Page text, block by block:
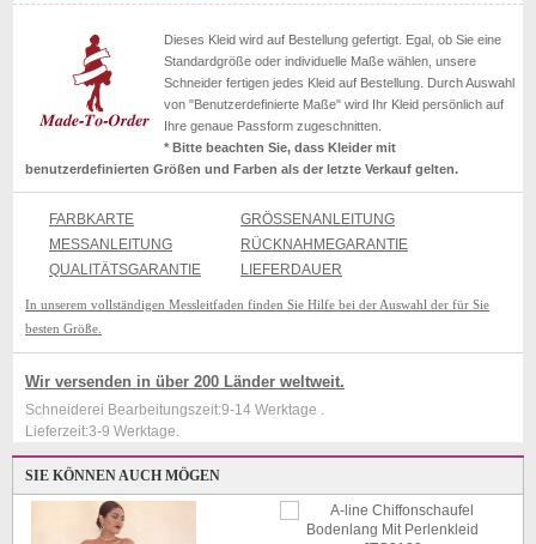
Dieses Kleid wird auf Bestellung gefertigt. Egal, ob Sie eine
Standardgröße oder individuelle Maße wählen, unsere
Schneider fertigen jedes Kleid auf Bestellung. Durch Auswahl
von "Benutzerdefinierte Maße" wird Ihr Kleid persönlich auf
Ihre genaue Passform zugeschnitten.
* Bitte beachten Sie, dass Kleider mit
benutzerdefinierten Größen und Farben als der letzte Verkauf gelten.
FARBKARTE
GRÖSSENANLEITUNG
MESSANLEITUNG
RÜCKNAHMEGARANTIE
QUALITÄTSGARANTIE
LIEFERDAUER
In unserem vollständigen Messleitfaden finden Sie Hilfe bei der Auswahl der für Sie
besten Größe.
Wir versenden in über 200 Länder weltweit.
Schneiderei Bearbeitungszeit:9-14 Werktage .
Lieferzeit:3-9 Werktage.
SIE KÖNNEN AUCH MÖGEN